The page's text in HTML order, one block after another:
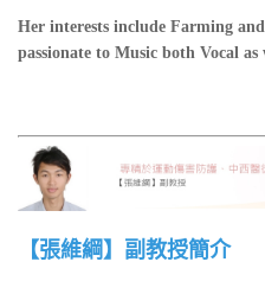
Her interests include Farming
passionate to Music both Vocal as
【張維綱】副教授簡介